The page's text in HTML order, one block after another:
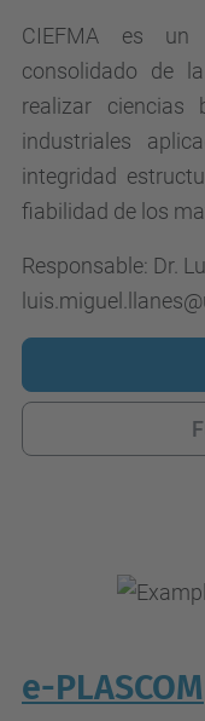
CIEFMA es un
consolidado de
realizar ciencias
industriales
integridad
fiabilidad de los
Responsable: Dr.
e-PLASCOM